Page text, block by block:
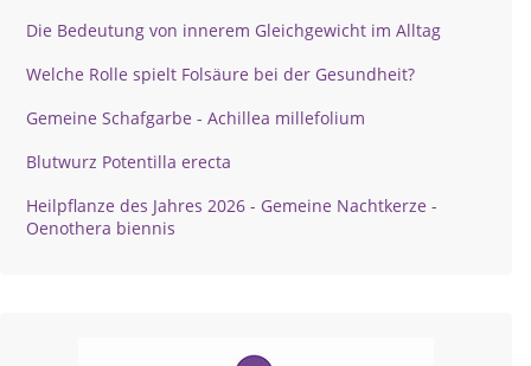
Die Bedeutung von innerem Gleichgewicht im Alltag
Welche Rolle spielt Folsäure bei der Gesundheit?
Gemeine Schafgarbe - Achillea millefolium
Blutwurz Potentilla erecta
Heilpflanze des Jahres 2026 - Gemeine Nachtkerze -
Oenothera biennis